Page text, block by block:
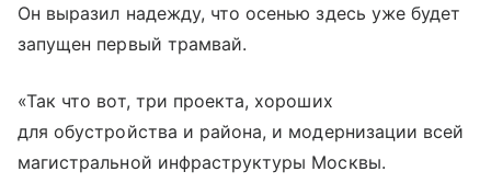
Он выразил надежду, что осенью здесь уже будет
запущен первый трамвай.
«Так что вот, три проекта, хороших
для обустройства и района, и модернизации всей
магистральной инфраструктуры Москвы.